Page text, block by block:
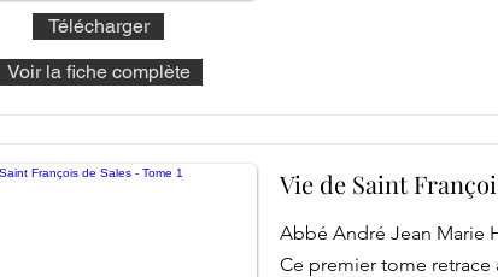
Télécharger
Voir la fiche complète
Vie de Saint
Abbé André Jean Marie
Ce premier tome retrace